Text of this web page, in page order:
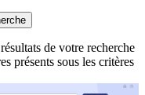
de votre recherche
présents sous les critères